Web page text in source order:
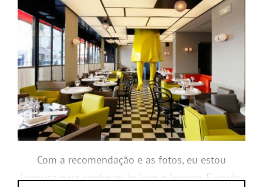
Com a recomendação e as fotos, eu estou
looouca para conhecer in loco o lounge. E vocês,